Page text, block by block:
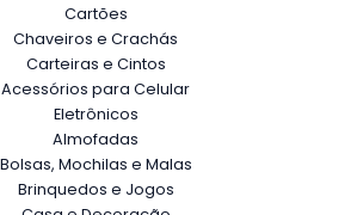
Cartões
Chaveiros e Crachás
Carteiras e Cintos
Acessórios para Celular
Eletrônicos
Almofadas
Bolsas, Mochilas e Malas
Brinquedos e Jogos